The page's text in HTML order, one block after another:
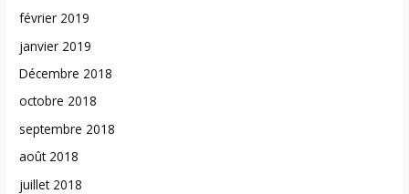
février 2019
janvier 2019
Décembre 2018
octobre 2018
septembre 2018
août 2018
juillet 2018